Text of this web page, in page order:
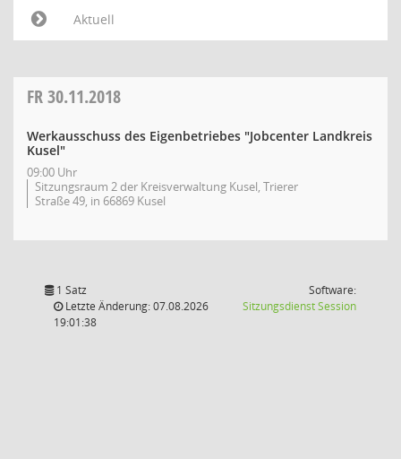
Aktuell
FR30.11.2018
Werkausschuss des Eigenbetriebes "Jobcenter Landkreis
Kusel"
09:00 Uhr
Sitzungsraum 2 der Kreisverwaltung Kusel, Trierer
Straße 49, in 66869 Kusel
1 Satz
Letzte Änderung: 07.08.2026
19:01:38
Software:
SitzungsdienstSession(Wird in